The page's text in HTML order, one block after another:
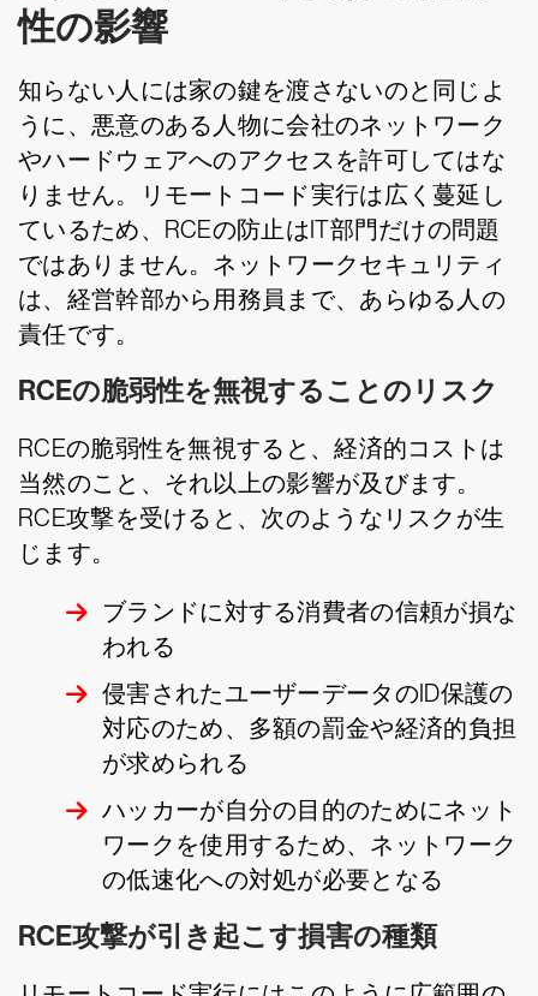
性の影響
知らない人には家の鍵を渡さないのと同じよ
うに、悪意のある人物に会社のネットワーク
やハードウェアへのアクセスを許可してはな
りません。リモートコード実行は広く蔓延し
ているため、RCEの防止はIT部門だけの問題
ではありません。ネットワークセキュリティ
は、経営幹部から用務員まで、あらゆる人の
責任です。
RCEの脆弱性を無視することのリスク
RCEの脆弱性を無視すると、経済的コストは
当然のこと、それ以上の影響が及びます。
RCE攻撃を受けると、次のようなリスクが生
じます。
ブランドに対する消費者の信頼が損な
われる
侵害されたユーザーデータのID保護の
対応のため、多額の罰金や経済的負担
が求められる
ハッカーが自分の目的のためにネット
ワークを使用するため、ネットワーク
の低速化への対処が必要となる
RCE攻撃が引き起こす損害の種類